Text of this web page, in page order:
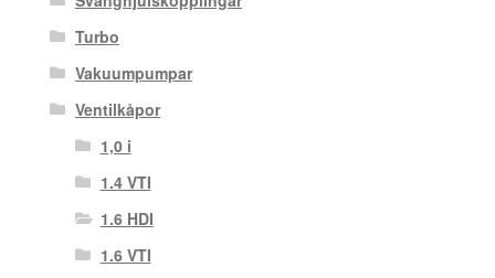
Turbo
Vakuumpumpar
Ventilkåpor
1,0 i
1.4 VTI
1.6 HDI
1.6 VTI